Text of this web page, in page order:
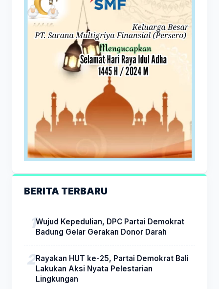
BERITA TERBARU
Wujud Kepedulian, DPC Partai Demokrat
Badung Gelar Gerakan Donor Darah
Rayakan HUT ke-25, Partai Demokrat Bali
Lakukan Aksi Nyata Pelestarian
Lingkungan